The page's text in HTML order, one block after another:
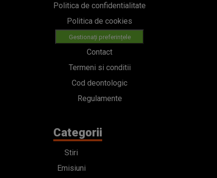
Politica de confidentialitate
Politica de cookies
Gestionați preferințele
Contact
Termeni si conditii
Cod deontologic
Regulamente
Categorii
Stiri
Emisiuni